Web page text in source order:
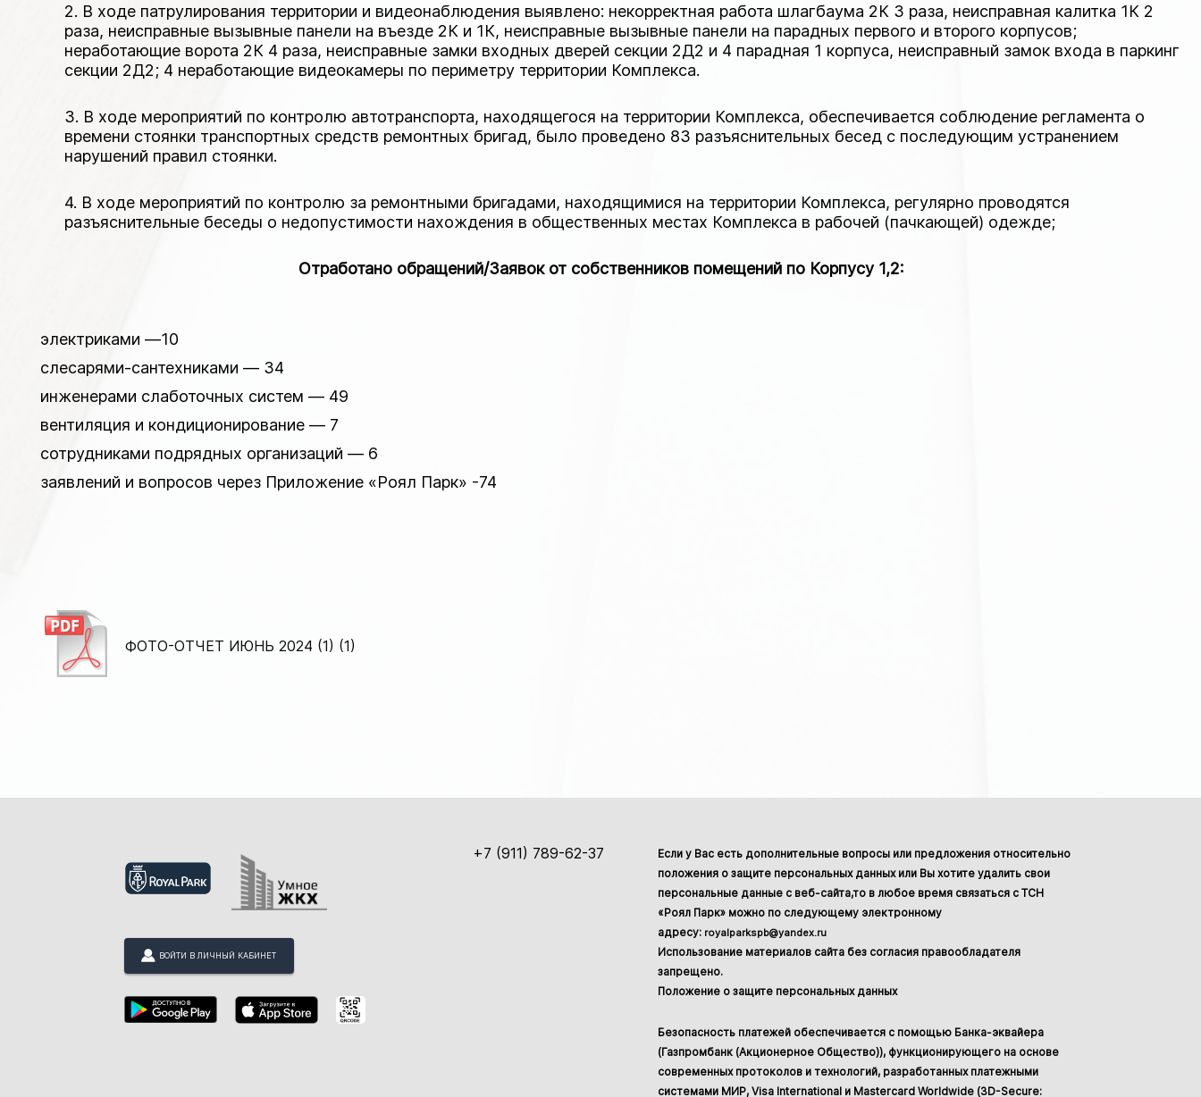
2. В ходе патрулирования территории и видеонаблюдения выявлено: некорректная работа шлагбаума 2К 3 раза, неисправная калитка 1К 2
раза, неисправные вызывные панели на въезде 2К и 1К, неисправные вызывные панели на парадных первого и второго корпусов;
неработающие ворота 2К 4 раза, неисправные замки входных дверей секции 2Д2 и 4 парадная 1 корпуса, неисправный замок входа в паркинг
секции 2Д2; 4 неработающие видеокамеры по периметру территории Комплекса.
3. В ходе мероприятий по контролю автотранспорта, находящегося на территории Комплекса, обеспечивается соблюдение регламента о
времени стоянки транспортных средств ремонтных бригад, было проведено 83 разъяснительных бесед с последующим устранением
нарушений правил стоянки.
4. В ходе мероприятий по контролю за ремонтными бригадами, находящимися на территории Комплекса, регулярно проводятся
разъяснительные беседы о недопустимости нахождения в общественных местах Комплекса в рабочей (пачкающей) одежде;
Отработано обращений/Заявок от собственников помещений по Корпусу 1,2:
электриками —10
слесарями-сантехниками — 34
инженерами слаботочных систем — 49
вентиляция и кондиционирование — 7
сотрудниками подрядных организаций — 6
заявлений и вопросов через Приложение «Роял Парк» -74
ФОТО-ОТЧЕТ ИЮНЬ 2024 (1) (1)
ВОЙТИ В ЛИЧНЫЙ КАБИНЕТ
+7 (911) 789-62-37
Если у Вас есть дополнительные вопросы или предложения относительно
положения о защите персональных данных или Вы хотите удалить свои
персональные данные с веб-сайта,то в любое время связаться с ТСН
«Роял Парк» можно по следующему электронному
адресу: royalparkspb@yandex.ru
Использование материалов сайта без согласия правообладателя
запрещено.
Положение о защите персональных данных
Безопасность платежей обеспечивается с помощью Банка-эквайера
(Газпромбанк (Акционерное Общество)), функционирующего на основе
современных протоколов и технологий, разработанных платежными
системами МИР, Visa International и Mastercard Worldwide (3D-Secure: